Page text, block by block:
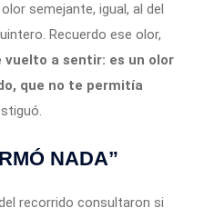
semejante, igual, al del
Recuerdo ese olor,
vuelto a sentir: es un olor
que no te permitía
NADA”
recorrido consultaron si